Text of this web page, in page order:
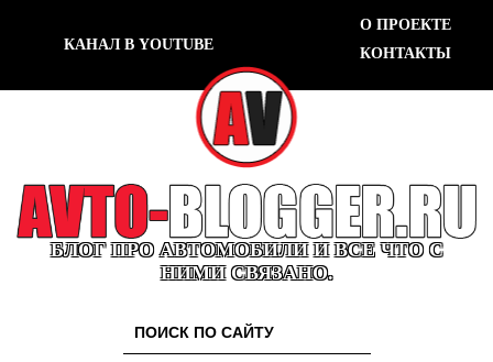
КАНАЛ В YOUTUBE
О ПРОЕКТЕ
КОНТАКТЫ
БЛОГ ПРО АВТОМОБИЛИ И ВСЕ ЧТО С
НИМИ СВЯЗАНО.